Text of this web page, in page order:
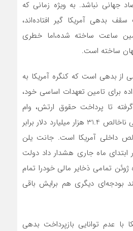
جهانی نباشد. به ویژه زمانی که
بدهی آمریکا گیر افتاده‌اند،
ساعت ساخته شده،اما خطری
ساخته است.
از بدهی است که کنگره آمریکا به
برای تامین تعهدات اساسی خود،
تا پرداخت حقوق ارتش، وام
بگیرد. سقف کنونی بدهی ناخالص 31.4 هزار میلیارد دلار برابر
داخلی آمریکا است. جانت یلن
ابتدای ماه جاری هشدار داد دولت
ژوئن تمامی ذخایر مالی خودرا تمام
بودجه‌ای دیگری هم برایش باقی
با عدم توانایی بازپرداخت بدهی